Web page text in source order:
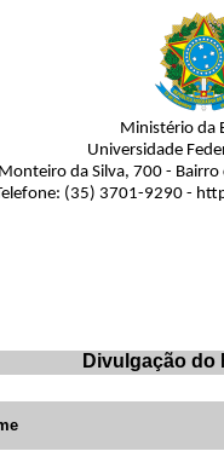
Ministério da
Universidade
da Silva, 700 -
(35) 3701-9290 -
Divulgação do